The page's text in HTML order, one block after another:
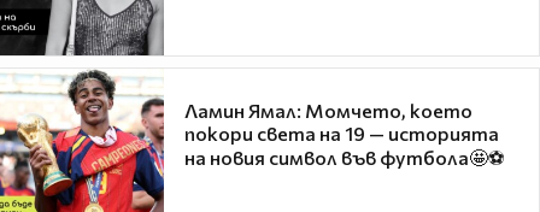
Ламин Ямал: Момчето, което
покори света на 19 — историята
на новия символ във футбола🤩⚽